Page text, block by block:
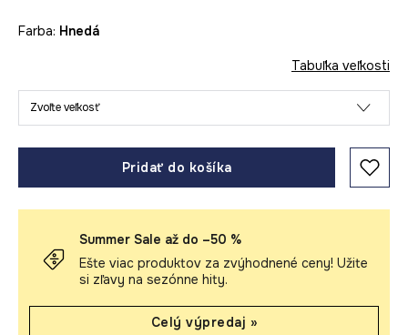
Farba: hnedá
Tabuľka veľkosti
Zvoľte veľkosť
Pridať do košíka
Summer Sale až do –50 %
Ešte viac produktov za zvýhodnené ceny! Užite
si zľavy na sezónne hity.
Celý výpredaj »